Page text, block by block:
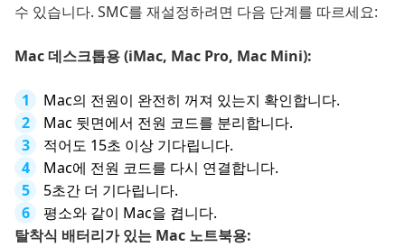
수 있습니다. SMC를 재설정하려면 다음 단계를 따르세요:
Mac 데스크톱용 (iMac, Mac Pro, Mac Mini):
Mac의 전원이 완전히 꺼져 있는지 확인합니다.
Mac 뒷면에서 전원 코드를 분리합니다.
적어도 15초 이상 기다립니다.
Mac에 전원 코드를 다시 연결합니다.
5초간 더 기다립니다.
평소와 같이 Mac을 켭니다.
탈착식 배터리가 있는 Mac 노트북용: